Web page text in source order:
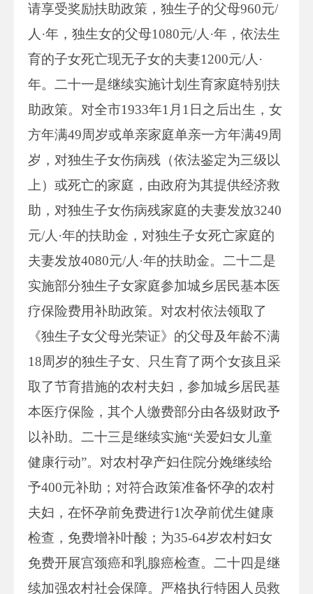
请享受奖励扶助政策，独生子的父母960元/
人·年，独生女的父母1080元/人·年，依法生
育的子女死亡现无子女的夫妻1200元/人·
年。二十一是继续实施计划生育家庭特别扶
助政策。对全市1933年1月1日之后出生，女
方年满49周岁或单亲家庭单亲一方年满49周
岁，对独生子女伤病残（依法鉴定为三级以
上）或死亡的家庭，由政府为其提供经济救
助，对独生子女伤病残家庭的夫妻发放3240
元/人·年的扶助金，对独生子女死亡家庭的
夫妻发放4080元/人·年的扶助金。二十二是
实施部分独生子女家庭参加城乡居民基本医
疗保险费用补助政策。对农村依法领取了
《独生子女父母光荣证》的父母及年龄不满
18周岁的独生子女、只生育了两个女孩且采
取了节育措施的农村夫妇，参加城乡居民基
本医疗保险，其个人缴费部分由各级财政予
以补助。二十三是继续实施“关爱妇女儿童
健康行动”。对农村孕产妇住院分娩继续给
予400元补助；对符合政策准备怀孕的农村
夫妇，在怀孕前免费进行1次孕前优生健康
检查，免费增补叶酸；为35-64岁农村妇女
免费开展宫颈癌和乳腺癌检查。二十四是继
续加强农村社会保障。严格执行特困人员救